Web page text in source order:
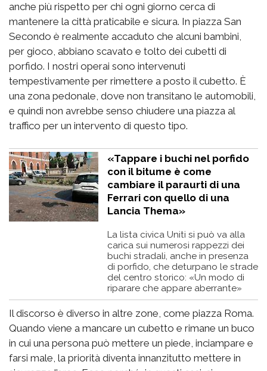
anche più rispetto per chi ogni giorno cerca di
mantenere la città praticabile e sicura. In piazza San
Secondo è realmente accaduto che alcuni bambini,
per gioco, abbiano scavato e tolto dei cubetti di
porfido. I nostri operai sono intervenuti
tempestivamente per rimettere a posto il cubetto. È
una zona pedonale, dove non transitano le automobili,
e quindi non avrebbe senso chiudere una piazza al
traffico per un intervento di questo tipo.
«Tappare i buchi nel porfido
con il bitume è come
cambiare il paraurti di una
Ferrari con quello di una
Lancia Thema»
La lista civica Uniti si può va alla
carica sui numerosi rappezzi dei
buchi stradali, anche in presenza
di porfido, che deturpano le strade
del centro storico: «Un modo di
riparare che appare aberrante»
Il discorso è diverso in altre zone, come piazza Roma.
Quando viene a mancare un cubetto e rimane un buco
in cui una persona può mettere un piede, inciampare e
farsi male, la priorità diventa innanzitutto mettere in